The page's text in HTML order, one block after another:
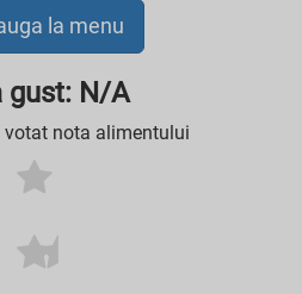
la menu
gust: N/A
votat nota alimentului